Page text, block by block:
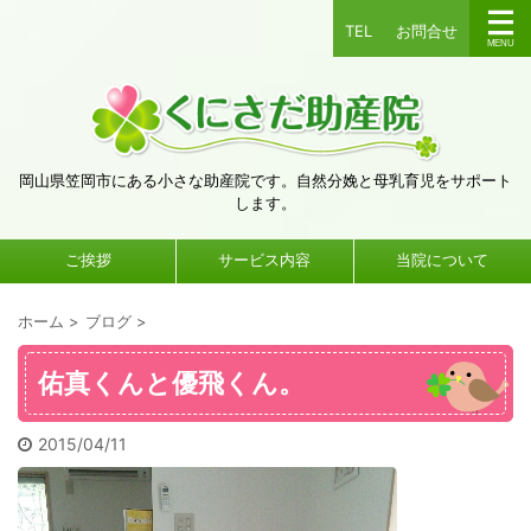
TEL お問合せ
岡山県笠岡市にある小さな助産院です。自然分娩と母乳育児をサポート
します。
ご挨拶 サービス内容 当院について
ホーム > ブログ >
佑真くんと優飛くん。
2015/04/11